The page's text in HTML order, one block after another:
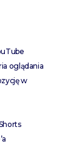
oglądania
w